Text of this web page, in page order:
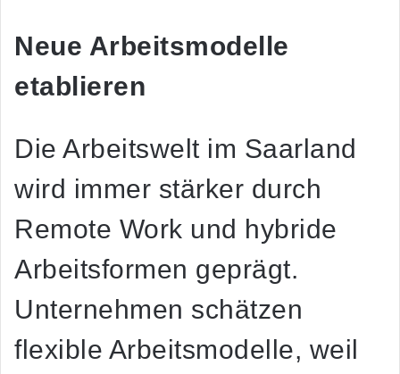
Neue Arbeitsmodelle
etablieren
Die Arbeitswelt im Saarland
wird immer stärker durch
Remote Work und hybride
Arbeitsformen geprägt.
Unternehmen schätzen
flexible Arbeitsmodelle, weil